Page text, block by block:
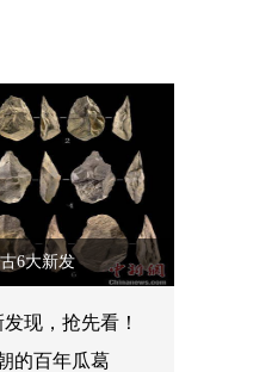
6大新发
现，抢先看！
的百年瓜葛